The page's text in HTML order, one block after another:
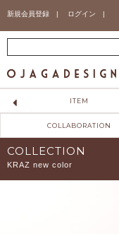
新規会員登録 | ログイン |
ITEM
COLLABORATION
COLLECTION
KRAZ new color